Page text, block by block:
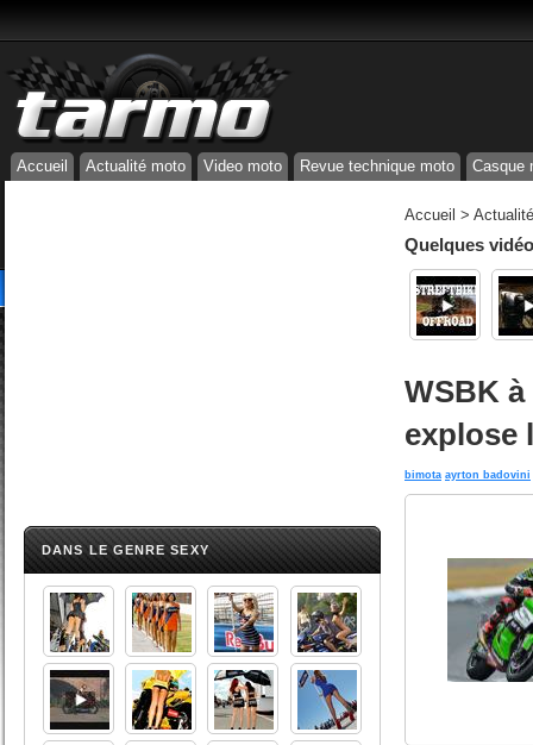
Accueil Actualité moto Video moto Revue technique moto Casque
DANS LE GENRE SEXY
Accueil >
Quelques
WSBK
explose
bimota ayrton badovini